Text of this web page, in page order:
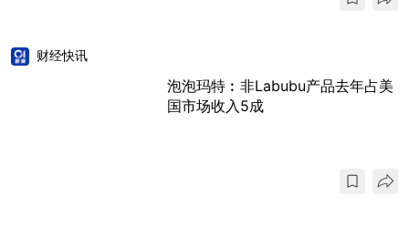
财经快讯
泡泡玛特︰非Labubu产品去年占美
国市场收入5成